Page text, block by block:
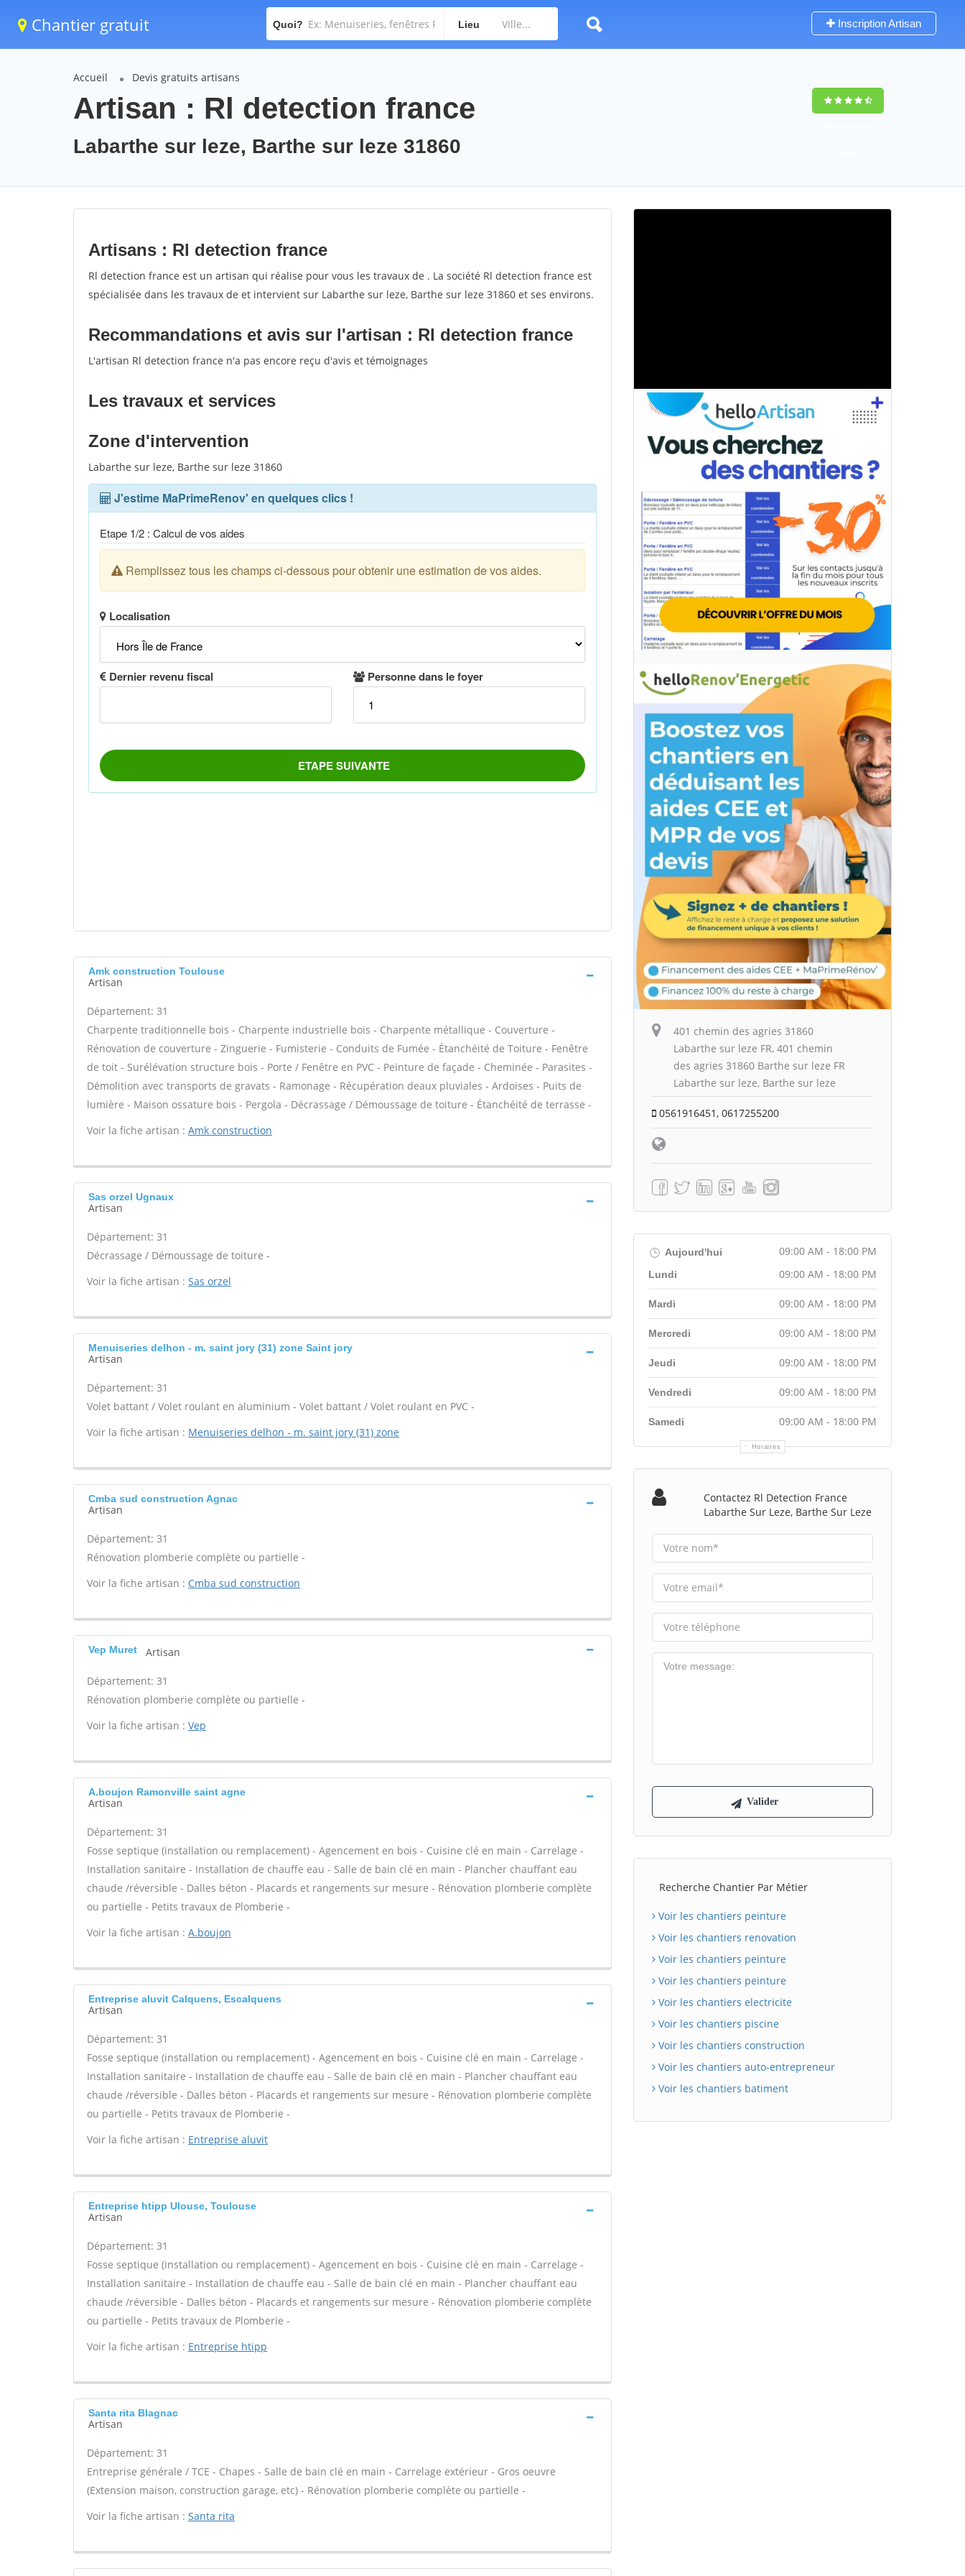
Chantier gratuit Quoi? Lieu Inscription Artisan
Accueil Devis gratuits artisans
Artisan : Rl detection france
Labarthe sur leze, Barthe sur leze 31860
Artisans : Rl detection france
Rl detection france est un artisan qui réalise pour vous les travaux de . La société Rl detection france est
spécialisée dans les travaux de et intervient sur Labarthe sur leze, Barthe sur leze 31860 et ses environs.
Recommandations et avis sur l'artisan : Rl detection france
L'artisan Rl detection france n'a pas encore reçu d'avis et témoignages
Les travaux et services
Zone d'intervention
Labarthe sur leze, Barthe sur leze 31860
Amk construction Toulouse
Artisan
Département: 31
Charpente traditionnelle bois - Charpente industrielle bois - Charpente métallique - Couverture -
Rénovation de couverture - Zinguerie - Fumisterie - Conduits de Fumée - Étanchéité de Toiture - Fenêtre
de toit - Surélévation structure bois - Porte / Fenêtre en PVC - Peinture de façade - Cheminée - Parasites -
Démolition avec transports de gravats - Ramonage - Récupération deaux pluviales - Ardoises - Puits de
lumière - Maison ossature bois - Pergola - Décrassage / Démoussage de toiture - Étanchéité de terrasse -
Voir la fiche artisan : Amk construction
Sas orzel Ugnaux
Artisan
Département: 31
Décrassage / Démoussage de toiture -
Voir la fiche artisan : Sas orzel
Menuiseries delhon - m. saint jory (31) zone Saint jory
Artisan
Département: 31
Volet battant / Volet roulant en aluminium - Volet battant / Volet roulant en PVC -
Voir la fiche artisan : Menuiseries delhon - m. saint jory (31) zone
Cmba sud construction Agnac
Artisan
Département: 31
Rénovation plomberie complète ou partielle -
Voir la fiche artisan : Cmba sud construction
Vep Muret Artisan
Département: 31
Rénovation plomberie complète ou partielle -
Voir la fiche artisan : Vep
A.boujon Ramonville saint agne
Artisan
Département: 31
Fosse septique (installation ou remplacement) - Agencement en bois - Cuisine clé en main - Carrelage -
Installation sanitaire - Installation de chauffe eau - Salle de bain clé en main - Plancher chauffant eau
chaude /réversible - Dalles béton - Placards et rangements sur mesure - Rénovation plomberie complète
ou partielle - Petits travaux de Plomberie -
Voir la fiche artisan : A.boujon
Entreprise aluvit Calquens, Escalquens
Artisan
Département: 31
Fosse septique (installation ou remplacement) - Agencement en bois - Cuisine clé en main - Carrelage -
Installation sanitaire - Installation de chauffe eau - Salle de bain clé en main - Plancher chauffant eau
chaude /réversible - Dalles béton - Placards et rangements sur mesure - Rénovation plomberie complète
ou partielle - Petits travaux de Plomberie -
Voir la fiche artisan : Entreprise aluvit
Entreprise htipp Ulouse, Toulouse
Artisan
Département: 31
Fosse septique (installation ou remplacement) - Agencement en bois - Cuisine clé en main - Carrelage -
Installation sanitaire - Installation de chauffe eau - Salle de bain clé en main - Plancher chauffant eau
chaude /réversible - Dalles béton - Placards et rangements sur mesure - Rénovation plomberie complète
ou partielle - Petits travaux de Plomberie -
Voir la fiche artisan : Entreprise htipp
Santa rita Blagnac
Artisan
Département: 31
Entreprise générale / TCE - Chapes - Salle de bain clé en main - Carrelage extérieur - Gros oeuvre
(Extension maison, construction garage, etc) - Rénovation plomberie complète ou partielle -
Voir la fiche artisan : Santa rita
401 chemin des agries 31860
Labarthe sur leze FR, 401 chemin
des agries 31860 Barthe sur leze FR
Labarthe sur leze, Barthe sur leze
0561916451, 0617255200
Aujourd'hui 09:00 AM - 18:00 PM
Horaires
Lundi 09:00 AM - 18:00 PM
Mardi 09:00 AM - 18:00 PM
Mercredi 09:00 AM - 18:00 PM
Jeudi 09:00 AM - 18:00 PM
Vendredi 09:00 AM - 18:00 PM
Samedi 09:00 AM - 18:00 PM
Contactez Rl Detection France
Labarthe Sur Leze, Barthe Sur Leze
Recherche Chantier Par Métier
Voir les chantiers peinture
Voir les chantiers renovation
Voir les chantiers peinture
Voir les chantiers peinture
Voir les chantiers electricite
Voir les chantiers piscine
Voir les chantiers construction
Voir les chantiers auto-entrepreneur
Voir les chantiers batiment